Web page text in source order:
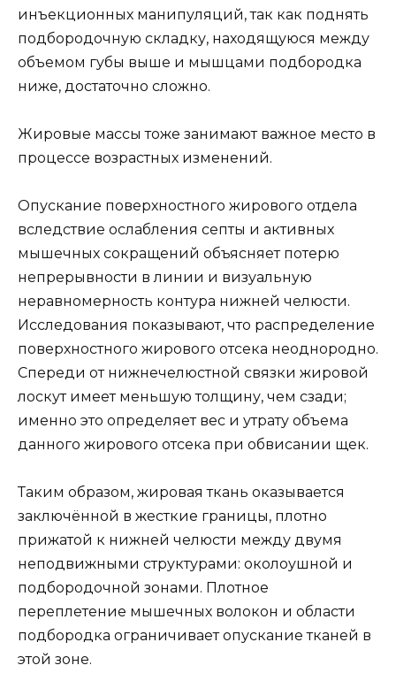
инъекционных манипуляций, так как поднять
подбородочную складку, находящуюся между
объемом губы выше и мышцами подбородка
ниже, достаточно сложно.
Жировые массы тоже занимают важное место в
процессе возрастных изменений.
Опускание поверхностного жирового отдела
вследствие ослабления септы и активных
мышечных сокращений объясняет потерю
непрерывности в линии и визуальную
неравномерность контура нижней челюсти.
Исследования показывают, что распределение
поверхностного жирового отсека неоднородно.
Спереди от нижнечелюстной связки жировой
лоскут имеет меньшую толщину, чем сзади;
именно это определяет вес и утрату объема
данного жирового отсека при обвисании щек.
Таким образом, жировая ткань оказывается
заключённой в жесткие границы, плотно
прижатой к нижней челюсти между двумя
неподвижными структурами: околоушной и
подбородочной зонами. Плотное
переплетение мышечных волокон и области
подбородка ограничивает опускание тканей в
этой зоне.